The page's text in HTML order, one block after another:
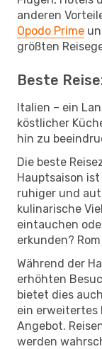
anderen
Opodo Prime
größten
Beste
Italien – ein
köstlicher
hin zu
Die beste
Hauptsaison
ruhiger und
kulinarische
eintauchen
erkunden?
Während der
erhöhten
bietet dies
ein
Angebot.
werden